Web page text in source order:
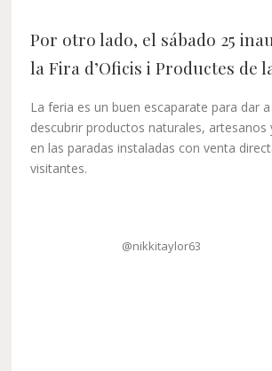
Por otro lado, el sábado 25
laFira d’Oficis i Productes de
La feria es un buen escaparate para dar
descubrir productos naturales, artesanos
en las paradas instaladas con venta
visitantes.
@nikkitaylor63